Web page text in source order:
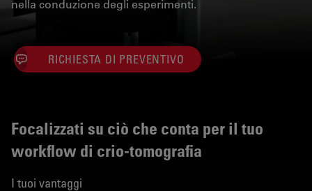
nella conduzione degli esperimenti.
RICHIESTA DI PREVENTIVO
Focalizzati su ciò che conta per il tuo
workflow di crio-tomografia
I tuoi vantaggi